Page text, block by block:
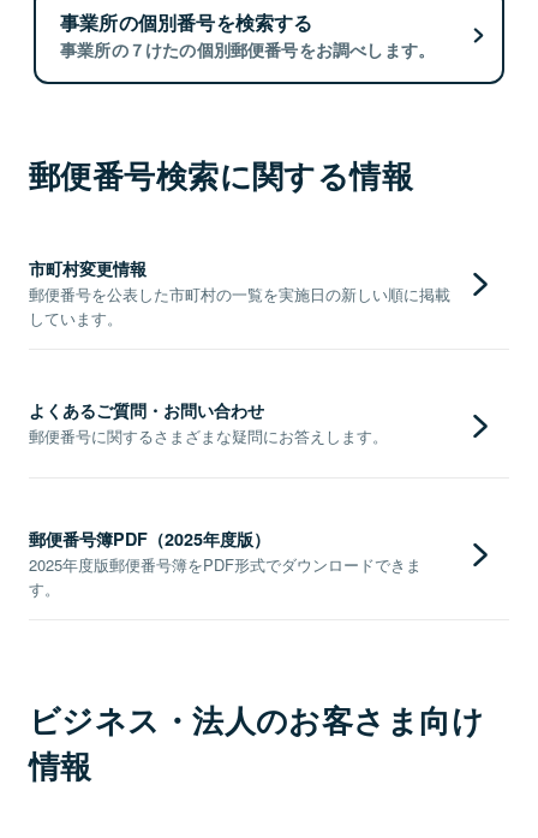
事業所の個別番号を検索する
事業所の７けたの個別郵便番号をお調べします。
郵便番号検索に関する情報
市町村変更情報
郵便番号を公表した市町村の一覧を実施日の新しい順に掲載
しています。
よくあるご質問・お問い合わせ
郵便番号に関するさまざまな疑問にお答えします。
郵便番号簿PDF（2025年度版）
2025年度版郵便番号簿をPDF形式でダウンロードできま
す。
ビジネス・法人のお客さま向け
情報